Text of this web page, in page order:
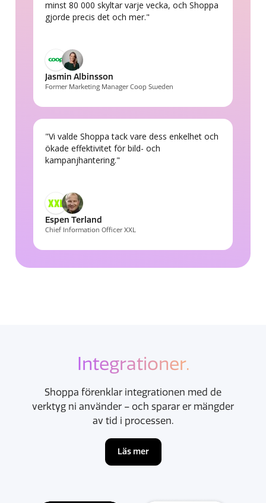
minst 80 000 skyltar varje vecka, och Shoppa
gjorde precis det och mer."
Jasmin Albinsson
Former Marketing Manager Coop Sweden
"Vi valde Shoppa tack vare dess enkelhet och
ökade effektivitet för bild- och
kampanjhantering."
Espen Terland
Chief Information Officer XXL
Integrationer.
Shoppa förenklar integrationen med de
verktyg ni använder – och sparar er mängder
av tid i processen.
Läs mer